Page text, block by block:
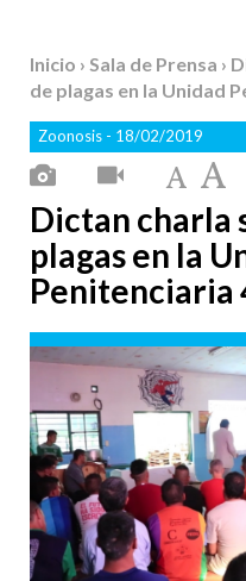
Inicio › Sala de Prensa ›
de plagas en la Unidad
Zoonosis - 18/02/2019
Dictan charla
plagas en la
Penitenciaria